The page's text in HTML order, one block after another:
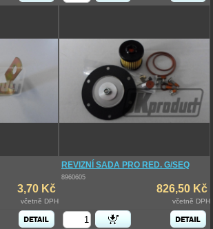
3,70 Kč
včetně DPH
REVIZNÍ SADA PRO RED. G/SEQ
8960605
826,50 Kč
včetně DPH